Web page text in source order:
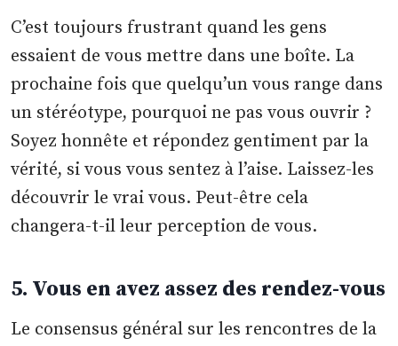
C’est toujours frustrant quand les gens
essaient de vous mettre dans une boîte. La
prochaine fois que quelqu’un vous range dans
un stéréotype, pourquoi ne pas vous ouvrir ?
Soyez honnête et répondez gentiment par la
vérité, si vous vous sentez à l’aise. Laissez-les
découvrir le vrai vous. Peut-être cela
changera-t-il leur perception de vous.
5. Vous en avez assez des rendez-vous
Le consensus général sur les rencontres de la